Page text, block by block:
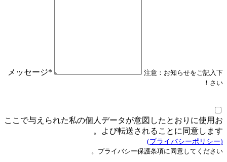
メッセージ*
注意：お知らせをご記入下
さい！
ここで与えられた私の個人データが意図したとおりに使用お
よび転送されることに同意します。
(プライバシーポリシー)
プライバシー保護条項に同意してください。